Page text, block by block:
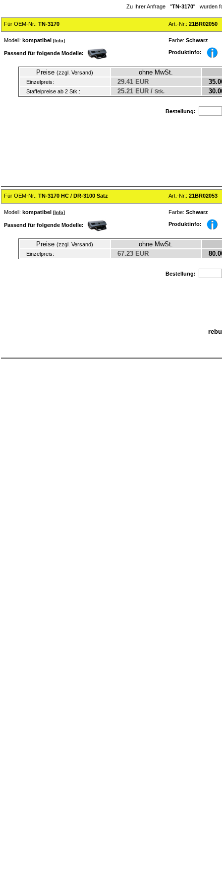
Zu Ihrer Anfrage "TN-3170" wurden
Für OEM-Nr.: TN-3170 Art.-Nr.: 21BR02050
Modell: kompatibel [ Info] Farbe: Schwarz
Passend für folgende Modelle: Produktinfo:
Preise (zzgl. Versand) ohne MwSt.
Einzelpreis: 29.41 EUR
Staffelpreise ab 2 Stk.: 25.21 EUR / Stk.
Bestellung:
Für OEM-Nr.: TN-3170 HC / DR-3100 Satz Art.-Nr.: 21BR02053
Modell: kompatibel [ Info] Farbe: Schwarz
Passend für folgende Modelle: Produktinfo:
Preise (zzgl. Versand) ohne MwSt.
Einzelpreis: 67.23 EUR
Bestellung: